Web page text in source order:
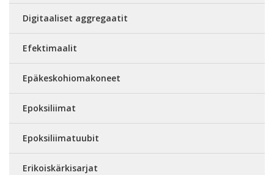
Digitaaliset aggregaatit
Efektimaalit
Epäkeskohiomakoneet
Epoksiliimat
Epoksiliimatuubit
Erikoiskärkisarjat